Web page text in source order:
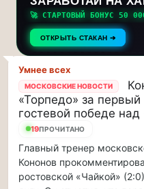
приглашаем
на
музыкальную
прогулку
по
Москве
Чайковского!…
приглашаем
на
музыкальную
чат-
и
🚀 СТАРТОВЫЙ БОНУС 50
ОТКРЫТЬ СТАКАН ➔
Умнее всех
МОСКОВСКИЕ НОВОСТИ
«Торпедо» за
гостевой победе над
19ПРОЧИТАНО
Главный тренер
Кононов
ростовской «Чайкой»